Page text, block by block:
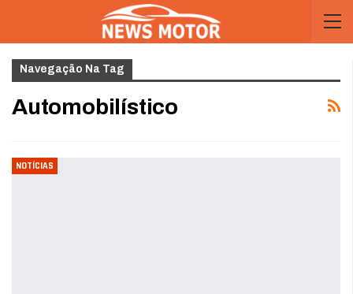
Navegação Na Tag
Automobilístico
NOTÍCIAS